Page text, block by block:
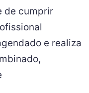
de cumprir
e realiza